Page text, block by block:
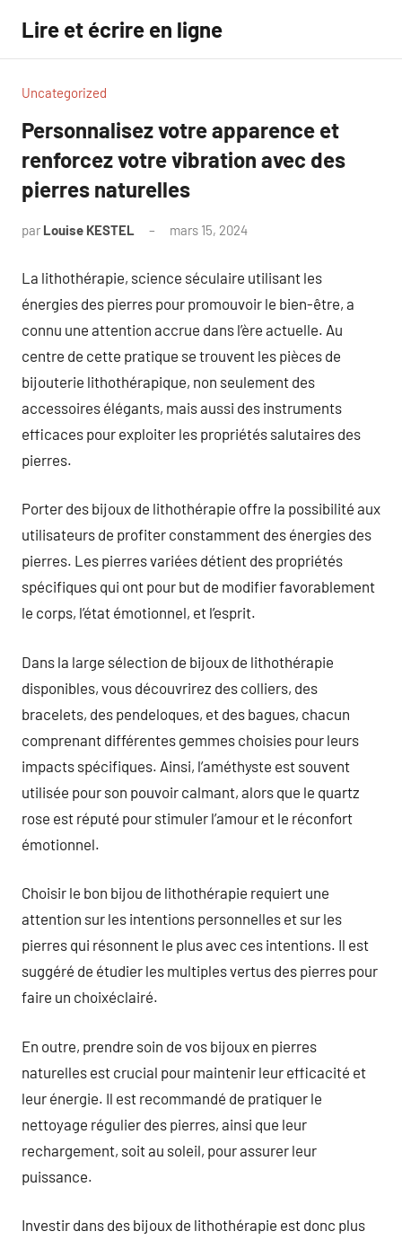
contenu
Lire et écrire en ligne
Uncategorized
Personnalisez votre apparence et
renforcez votre vibration avec des
pierres naturelles
par Louise KESTEL mars 15, 2024
La lithothérapie, science séculaire utilisant les
énergies des pierres pour promouvoir le bien-être, a
connu une attention accrue dans l’ère actuelle. Au
centre de cette pratique se trouvent les pièces de
bijouterie lithothérapique, non seulement des
accessoires élégants, mais aussi des instruments
efficaces pour exploiter les propriétés salutaires des
pierres.
Porter des bijoux de lithothérapie offre la possibilité aux
utilisateurs de profiter constamment des énergies des
pierres. Les pierres variées détient des propriétés
spécifiques qui ont pour but de modifier favorablement
le corps, l’état émotionnel, et l’esprit.
Dans la large sélection de bijoux de lithothérapie
disponibles, vous découvrirez des colliers, des
bracelets, des pendeloques, et des bagues, chacun
comprenant différentes gemmes choisies pour leurs
impacts spécifiques. Ainsi, l’améthyste est souvent
utilisée pour son pouvoir calmant, alors que le quartz
rose est réputé pour stimuler l’amour et le réconfort
émotionnel.
Choisir le bon bijou de lithothérapie requiert une
attention sur les intentions personnelles et sur les
pierres qui résonnent le plus avec ces intentions. Il est
suggéré de étudier les multiples vertus des pierres pour
faire un choixéclairé.
En outre, prendre soin de vos bijoux en pierres
naturelles est crucial pour maintenir leur efficacité et
leur énergie. Il est recommandé de pratiquer le
nettoyage régulier des pierres, ainsi que leur
rechargement, soit au soleil, pour assurer leur
puissance.
Investir dans des bijoux de lithothérapie est donc plus